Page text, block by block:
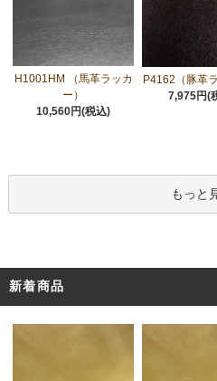
H1001HM （馬革ラッカ
ー）
10,560円(税込)
P4162（豚革
7,975円(
もっと
新着商品